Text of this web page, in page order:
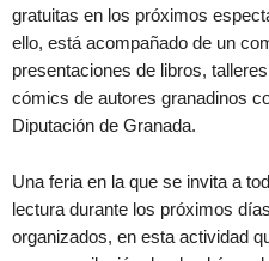
gratuitas en los próximos
ello, está acompañado de un
presentaciones de libros,
cómics de autores granadinos
Diputación de Granada.
Una feria en la que se invita a
lectura durante los próximos
organizados, en esta actividad